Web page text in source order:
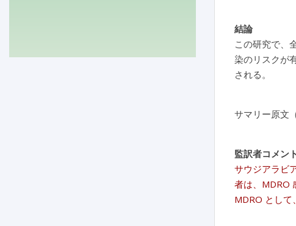
結論
この研究で、
染のリスクが
される。
サマリー原文
監訳者コメント
サウジアラビ
者は、MDRO
MDRO として